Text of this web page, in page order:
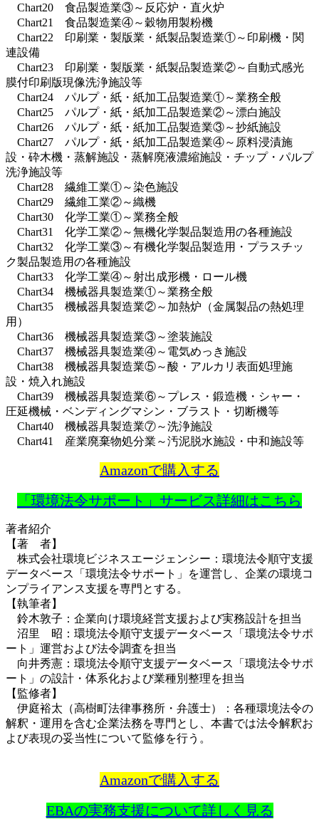
Chart20 食品製造業③～反応炉・直火炉
Chart21 食品製造業④～穀物用製粉機
Chart22 印刷業・製版業・紙製品製造業①～印刷機・関
連設備
Chart23 印刷業・製版業・紙製品製造業②～自動式感光
膜付印刷版現像洗浄施設等
Chart24 パルプ・紙・紙加工品製造業①～業務全般
Chart25 パルプ・紙・紙加工品製造業②～漂白施設
Chart26 パルプ・紙・紙加工品製造業③～抄紙施設
Chart27 パルプ・紙・紙加工品製造業④～原料浸漬施
設・砕木機・蒸解施設・蒸解廃液濃縮施設・チップ・パルプ
洗浄施設等
Chart28 繊維工業①～染色施設
Chart29 繊維工業②～織機
Chart30 化学工業①～業務全般
Chart31 化学工業②～無機化学製品製造用の各種施設
Chart32 化学工業③～有機化学製品製造用・プラスチッ
ク製品製造用の各種施設
Chart33 化学工業④～射出成形機・ロール機
Chart34 機械器具製造業①～業務全般
Chart35 機械器具製造業②～加熱炉（金属製品の熱処理
用）
Chart36 機械器具製造業③～塗装施設
Chart37 機械器具製造業④～電気めっき施設
Chart38 機械器具製造業⑤～酸・アルカリ表面処理施
設・焼入れ施設
Chart39 機械器具製造業⑥～プレス・鍛造機・シャー・
圧延機械・ベンディングマシン・ブラスト・切断機等
Chart40 機械器具製造業⑦～洗浄施設
Chart41 産業廃棄物処分業～汚泥脱水施設・中和施設等
Amazonで購入する
「環境法令サポート」サービス詳細はこちら
著者紹介
【著 者】
株式会社環境ビジネスエージェンシー：環境法令順守支援
データベース「環境法令サポート」を運営し、企業の環境コ
ンプライアンス支援を専門とする。
【執筆者】
鈴木敦子：企業向け環境経営支援および実務設計を担当
沼里 昭：環境法令順守支援データベース「環境法令サポ
ート」運営および法令調査を担当
向井秀憲：環境法令順守支援データベース「環境法令サポ
ート」の設計・体系化および業種別整理を担当
【監修者】
伊庭裕太（高樹町法律事務所・弁護士）：各種環境法令の
解釈・運用を含む企業法務を専門とし、本書では法令解釈お
よび表現の妥当性について監修を行う。
Amazonで購入する
EBAの実務支援について詳しく見る